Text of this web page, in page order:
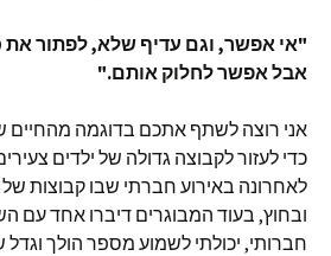
"אי אפשר, וגם עדיף שלא, לפתור את
אבל אפשר לחלוק אותם."
אני רוצה לשתף אתכם בדוגמה מהחיים
כדי לעזור לקבוצה גדולה של ילדים
לאחרונה באירוע חברתי שבו קבוצות של
ובחוץ, בעוד המבוגרים דיברו אחד עם
חברותי, יכולתי לשמוע מספר הולך